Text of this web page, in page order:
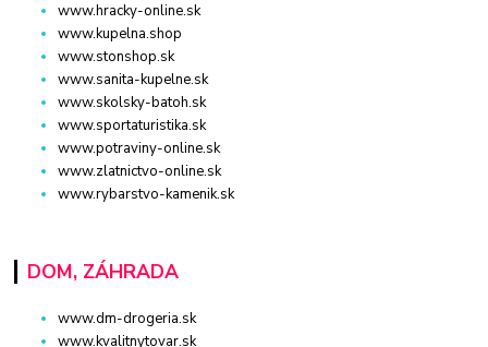
www.hracky-online.sk
www.kupelna.shop
www.stonshop.sk
www.sanita-kupelne.sk
www.skolsky-batoh.sk
www.sportaturistika.sk
www.potraviny-online.sk
www.zlatnictvo-online.sk
www.rybarstvo-kamenik.sk
DOM, ZÁHRADA
www.dm-drogeria.sk
www.kvalitnytovar.sk